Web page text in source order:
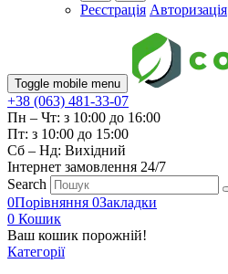
Реєстрація Авторизація
Toggle mobile menu
+38 (063) 481-33-07
Пн – Чт: з 10:00 до 16:00
Пт: з 10:00 до 15:00
Сб – Нд: Вихідний
Інтернет замовлення 24/7
Search
0Порівняння 0Закладки
0 Кошик
Ваш кошик порожній!
Категорії